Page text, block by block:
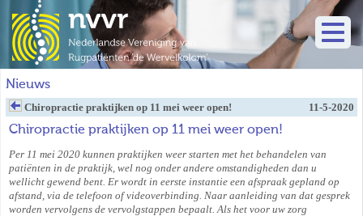
Nieuws
Chiropractie praktijken op 11 mei weer open! 11-5-2020
Chiropractie praktijken op 11 mei weer open!
Per 11 mei 2020 kunnen praktijken weer starten met het behandelen van
patiënten in de praktijk, wel nog onder andere omstandigheden dan u
wellicht gewend bent. Er wordt in eerste instantie een afspraak gepland op
afstand, via de telefoon of videoverbinding. Naar aanleiding van dat gesprek
worden vervolgens de vervolgstappen bepaalt. Als het voor uw zorg